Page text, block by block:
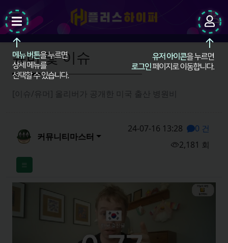
팝업레이어 알림
팝업레이어 알림이 없습니다.